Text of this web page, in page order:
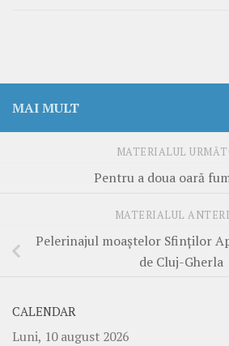
MAI MULT
MATERIALUL
Pentru a doua oară
MATERIALUL
Pelerinajul moaştelor Sfinţilor
de Cluj-Gherla
CALENDAR
Luni, 10 august 2026